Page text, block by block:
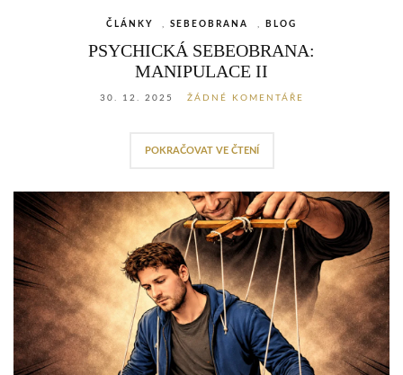
ČLÁNKY SEBEOBRANA BLOG
PSYCHICKÁ SEBEOBRANA:
MANIPULACE II
30. 12. 2025 ŽÁDNÉ KOMENTÁŘE
POKRAČOVAT VE ČTENÍ